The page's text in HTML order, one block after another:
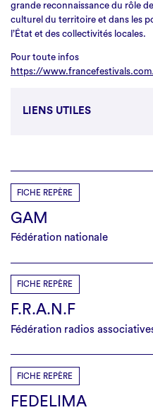
grande reconnaissance du rôle
culturel du territoire et dans les
l’État et des collectivités locales.
Pour toute infos
https://
LIENS UTILES
FICHE REPÈRE
GAM
Fédération nationale
FICHE REPÈRE
F.R.A.N.F
Fédération radios
FICHE REPÈRE
FEDELIMA